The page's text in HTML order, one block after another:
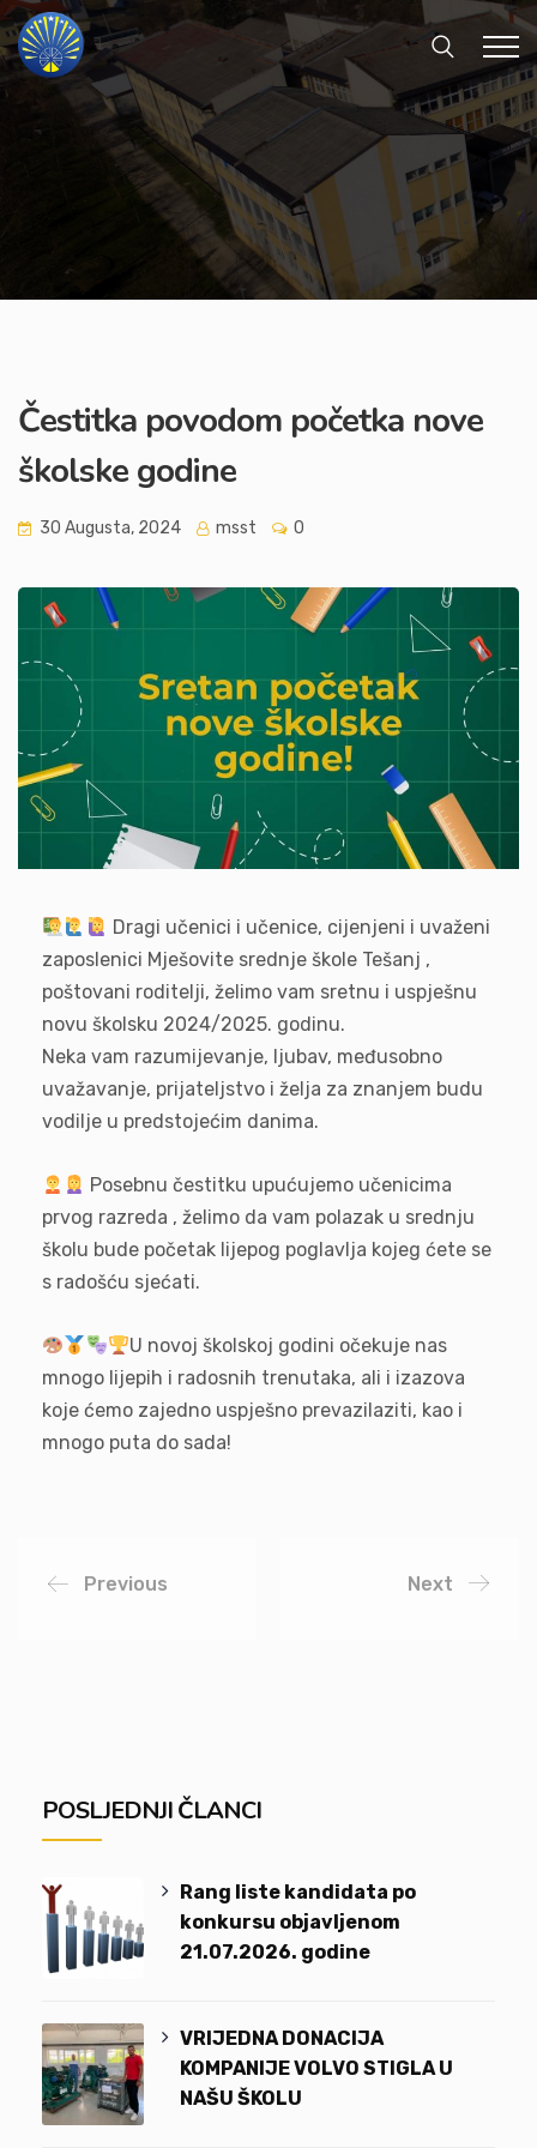
Čestitka povodom početka nove
školske godine
30 Augusta, 2024 msst 0
Dragi učenici i učenice, cijenjeni i uvaženi
zaposlenici Mješovite srednje škole Tešanj ,
poštovani roditelji, želimo vam sretnu i uspješnu
novu školsku 2024/2025. godinu.
Neka vam razumijevanje, ljubav, međusobno
uvažavanje, prijateljstvo i želja za znanjem budu
vodilje u predstojećim danima.
Posebnu čestitku upućujemo učenicima
prvog razreda , želimo da vam polazak u srednju
školu bude početak lijepog poglavlja kojeg ćete se
s radošću sjećati.
U novoj školskoj godini očekuje nas
mnogo lijepih i radosnih trenutaka, ali i izazova
koje ćemo zajedno uspješno prevazilaziti, kao i
mnogo puta do sada!
Previous Next
POSLJEDNJI ČLANCI
Rang liste kandidata po
konkursu objavljenom
21.07.2026. godine
VRIJEDNA DONACIJA
KOMPANIJE VOLVO STIGLA U
NAŠU ŠKOLU